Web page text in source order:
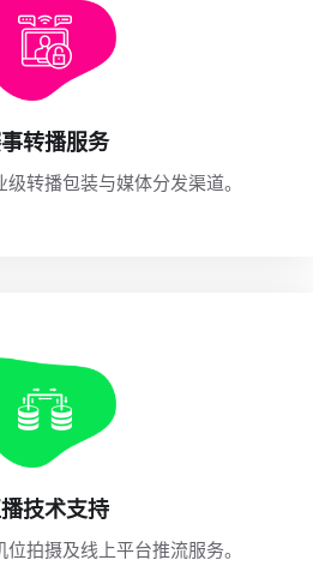
转播服务
转播包装与媒体分发渠道。
技术支持
拍摄及线上平台推流服务。